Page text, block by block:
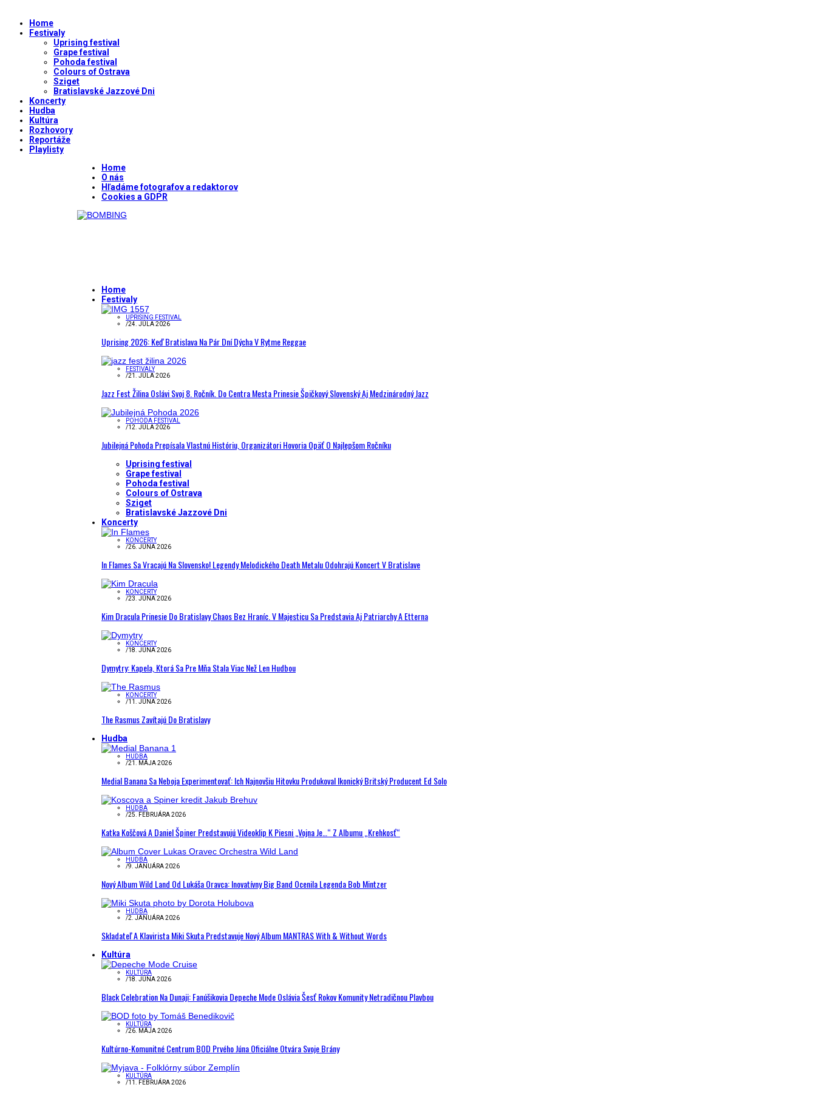
Home
Festivaly
Uprising festival
Grape festival
Pohoda festival
Colours of Ostrava
Sziget
Bratislavské Jazzové Dni
Koncerty
Hudba
Kultúra
Rozhovory
Reportáže
Playlisty
Home
O nás
Hľadáme fotografov a redaktorov
Cookies a GDPR
Home
Festivaly
UPRISING FESTIVAL
/24. JÚLA 2026
Uprising 2026: Keď Bratislava Na Pár Dní Dýcha V Rytme Reggae
FESTIVALY
/21. JÚLA 2026
Jazz Fest Žilina Oslávi Svoj 8. Ročník. Do Centra Mesta Prinesie Špičkový Slovenský Aj Medzinárodný Jazz
POHODA FESTIVAL
/12. JÚLA 2026
Jubilejná Pohoda Prepísala Vlastnú Históriu, Organizátori Hovoria Opäť O Najlepšom Ročníku
Uprising festival
Grape festival
Pohoda festival
Colours of Ostrava
Sziget
Bratislavské Jazzové Dni
Koncerty
KONCERTY
/26. JÚNA 2026
In Flames Sa Vracajú Na Slovensko! Legendy Melodického Death Metalu Odohrajú Koncert V Bratislave
KONCERTY
/23. JÚNA 2026
Kim Dracula Prinesie Do Bratislavy Chaos Bez Hraníc. V Majesticu Sa Predstavia Aj Patriarchy A Etterna
KONCERTY
/18. JÚNA 2026
Dymytry: Kapela, Ktorá Sa Pre Mňa Stala Viac Než Len Hudbou
KONCERTY
/11. JÚNA 2026
The Rasmus Zavítajú Do Bratislavy
Hudba
HUDBA
/21. MÁJA 2026
Medial Banana Sa Neboja Experimentovať: Ich Najnovšiu Hitovku Produkoval Ikonický Britský Producent Ed Solo
HUDBA
/25. FEBRUÁRA 2026
Katka Koščová A Daniel Špiner Predstavujú Videoklip K Piesni „Vojna Je…“ Z Albumu „Krehkosť“
HUDBA
/9. JANUÁRA 2026
Nový Album Wild Land Od Lukáša Oravca: Inovatívny Big Band Ocenila Legenda Bob Mintzer
HUDBA
/2. JANUÁRA 2026
Skladateľ A Klavirista Miki Skuta Predstavuje Nový Album MANTRAS With & Without Words
Kultúra
KULTÚRA
/18. JÚNA 2026
Black Celebration Na Dunaji: Fanúšikovia Depeche Mode Oslávia Šesť Rokov Komunity Netradičnou Plavbou
KULTÚRA
/26. MÁJA 2026
Kultúrno-Komunitné Centrum BOD Prvého Júna Oficiálne Otvára Svoje Brány
KULTÚRA
/11. FEBRUÁRA 2026